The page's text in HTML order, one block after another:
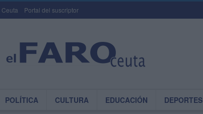
Ceuta Portal del suscriptor
POLÍTICA CULTURA EDUCACIÓN DEPORTES